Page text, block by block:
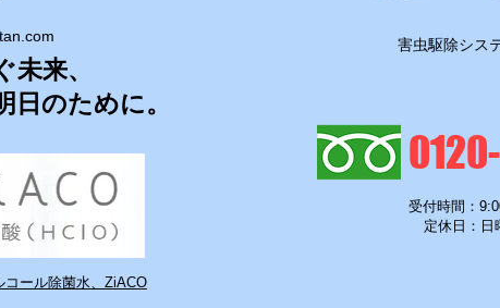
未来、
日のために。
害虫駆除シス
受付時間：
定休日：日
コール除菌水、ZiACO